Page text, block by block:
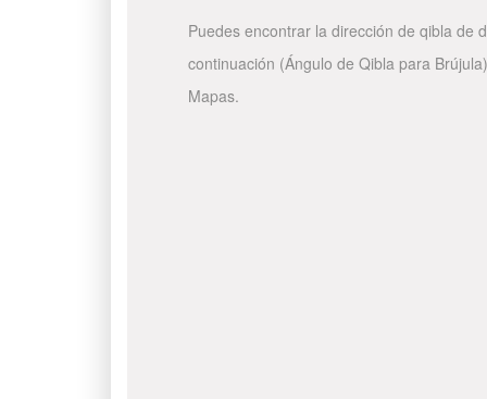
Puedes encontrar la dirección de qibla de
continuación (Ángulo de Qibla para
Mapas.